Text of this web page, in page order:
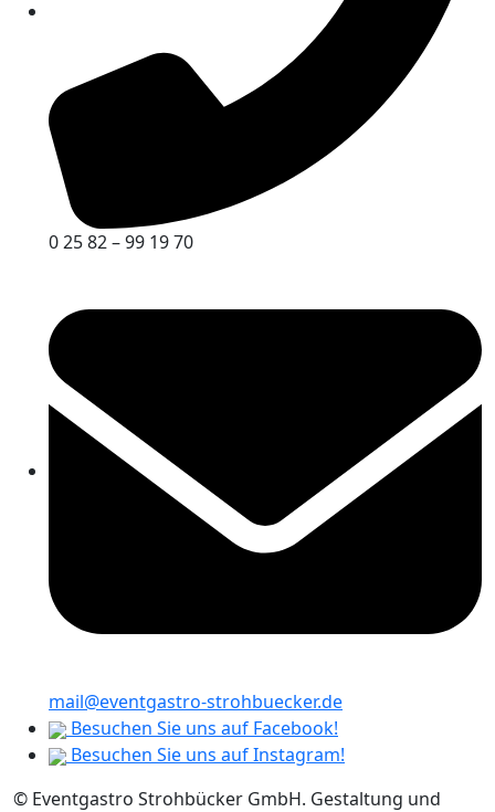
0 25 82 – 99 19 70
mail@eventgastro-strohbuecker.de
Besuchen Sie uns auf Facebook!
Besuchen Sie uns auf Instagram!
© Eventgastro Strohbücker GmbH. Gestaltung und